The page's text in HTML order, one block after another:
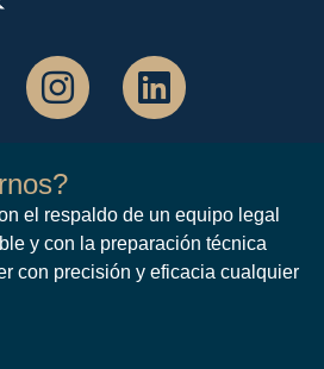
el respaldo de un equipo legal
y con la preparación técnica
con precisión y eficacia cualquier